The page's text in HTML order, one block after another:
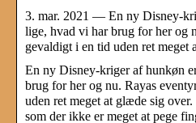
3. mar. 2021 — En ny Disney-
lige, hvad vi har brug for her og
gevaldigt i en tid uden ret
En ny Disney-kriger af hunkøn
brug for her og nu. Rayas
uden ret meget at glæde sig
som der ikke er meget at pege